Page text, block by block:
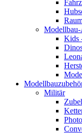
Kids
Militär